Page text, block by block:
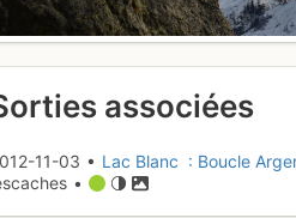
associées
11-03 • Lac Blanc : Boucle
•